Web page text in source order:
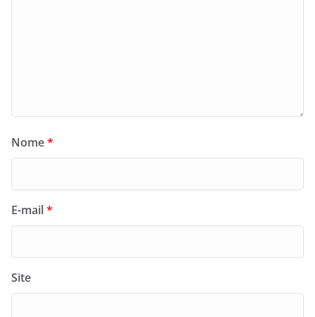
Nome*
E-mail*
Site